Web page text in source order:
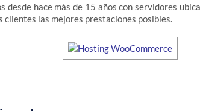
desde hace más de 15 años con servidores
clientes las mejores prestaciones posibles.